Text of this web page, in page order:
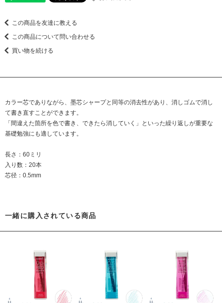
この商品を友達に教える
この商品について問い合わせる
買い物を続ける
カラー芯でありながら、墨芯シャープと同等の消去性があり、消しゴムで消し
て書き直すことができます。
「間違えた箇所を色で書き、できたら消していく」といった繰り返しが重要な
基礎勉強にも適しています。
長さ：60ミリ
入り数：20本
芯径：0.5mm
一緒に購入されている商品